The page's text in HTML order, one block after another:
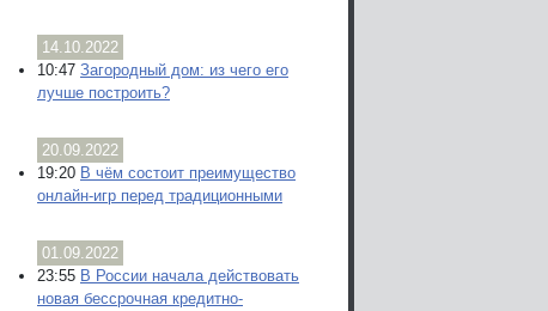
14.10.2022
10:47 Загородный дом: из чего его
лучше построить?
20.09.2022
19:20 В чём состоит преимущество
онлайн-игр перед традиционными
01.09.2022
23:55 В России начала действовать
новая бессрочная кредитно-